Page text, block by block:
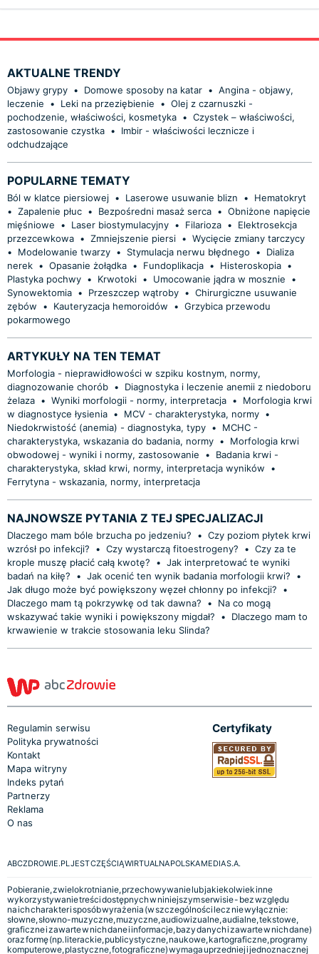
AKTUALNE TRENDY
Objawy grypy • Domowe sposoby na katar • Angina - objawy,
leczenie
• Leki na przeziębienie • Olej z czarnuszki -
pochodzenie, właściwości, kosmetyka • Czystek – właściwości,
zastosowanie czystka •
Imbir - właściwości lecznicze i
odchudzające
POPULARNE TEMATY
Ból w klatce piersiowej • Laserowe usuwanie blizn •
Hematokryt
• Zapalenie płuc • Bezpośredni masaż serca • Obniżone napięcie
mięśniowe
• Laser biostymulacyjny • Filarioza •
Elektrosekcja
przezcewkowa • Zmniejszenie piersi • Wycięcie zmiany tarczycy
•
Modelowanie twarzy • Stymulacja nerwu błędnego •
Dializa
nerek • Opasanie żołądka • Fundoplikacja • Histeroskopia •
Plastyka pochwy • Krwotoki • Umocowanie jądra w mosznie
•
Synowektomia • Przeszczep wątroby • Chirurgiczne usuwanie
zębów
• Kauteryzacja hemoroidów • Grzybica przewodu
pokarmowego
ARTYKUŁY NA TEN TEMAT
Morfologia - nieprawidłowości w szpiku kostnym, normy,
diagnozowanie chorób •
Diagnostyka i leczenie anemii z niedoboru
żelaza • Wyniki morfologii - normy, interpretacja •
Morfologia krwi
w diagnostyce łysienia • MCV - charakterystyka, normy •
Niedokrwistość (anemia) - diagnostyka, typy •
MCHC -
charakterystyka, wskazania do badania, normy •
Morfologia krwi
obwodowej - wyniki i normy, zastosowanie
•
Badania krwi -
charakterystyka, skład krwi, normy, interpretacja wyników
•
Ferrytyna - wskazania, normy, interpretacja
NAJNOWSZE PYTANIA Z TEJ SPECJALIZACJI
Dlaczego mam bóle brzucha po jedzeniu? • Czy poziom płytek krwi
wzrósł po infekcji?
• Czy wystarczą fitoestrogeny? • Czy za te
krople muszę płacić całą kwotę?
• Jak interpretować te wyniki
badań na kiłę?
• Jak ocenić ten wynik badania morfologii krwi?
•
Jak długo może być powiększony węzeł chłonny po infekcji?
•
Dlaczego mam tą pokrzywkę od tak dawna?
•
Na co mogą
wskazywać takie wyniki i powiększony migdał?
•
Dlaczego mam to
krwawienie w trakcie stosowania leku Slinda?
Regulamin serwisu
Polityka prywatności
Kontakt
Mapa witryny
Indeks pytań
Partnerzy
Reklama
O nas
Certyfikaty
ABCZDROWIE.PL JEST CZĘŚCIĄ WIRTUALNA POLSKA MEDIA S.A.
Pobieranie, zwielokrotnianie, przechowywanie lub jakiekolwiek inne
wykorzystywanie treści dostępnych w niniejszym serwisie - bez względu
na ich charakter i sposób wyrażenia (w szczególności lecz nie wyłącznie:
słowne, słowno-muzyczne, muzyczne, audiowizualne, audialne, tekstowe,
graficzne i zawarte w nich dane i informacje, bazy danych i zawarte w nich dane)
oraz formę (np. literackie, publicystyczne, naukowe, kartograficzne, programy
komputerowe, plastyczne, fotograficzne) wymaga uprzedniej i jednoznacznej